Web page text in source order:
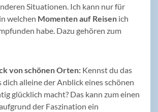
Situationen. Ich kann nur für
welchen Momenten auf Reisen ich
habe. Dazu gehören zum
von schönen Orten: Kennst du das
dich alleine der Anblick eines schönen
glücklich macht? Das kann zum einen
der Faszination ein